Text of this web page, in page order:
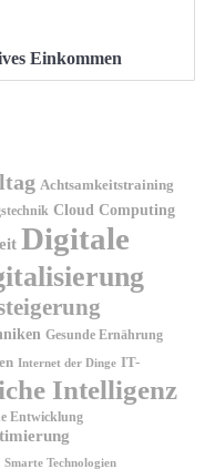
Einkommen
Achtsamkeitstraining
Cloud Computing
Digitale
Gesunde Ernährung
Internet der Dinge IT-
Intelligenz
Entwicklung
Smarte Technologien